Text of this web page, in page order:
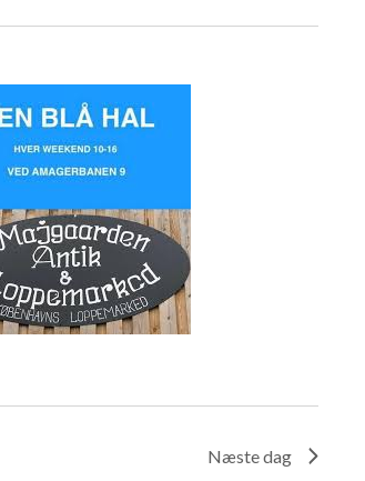
Næste dag